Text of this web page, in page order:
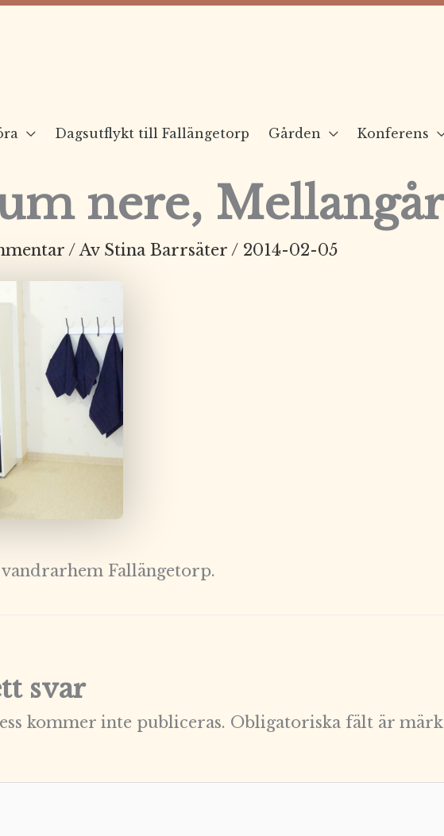
Dagsutflykt till Fallängetorp Gården Konferens
nere,
/ Av Stina Barrsäter / 2014-02-05
Fallängetorp.
svar
kommer inte publiceras. Obligatoriska fält är